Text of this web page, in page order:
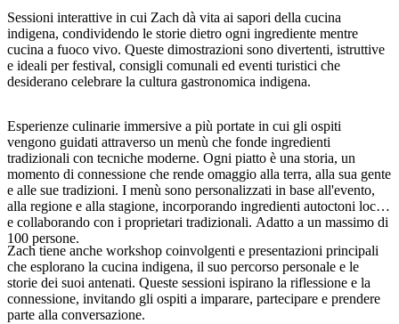
Cerca:
Sign
up
Sessioni interattive in cui Zach dà vita ai sapori della cucina
indigena, condividendo le storie dietro ogni ingrediente mentre
cucina a fuoco vivo. Queste dimostrazioni sono divertenti, istruttive
e ideali per festival, consigli comunali ed eventi turistici che
desiderano celebrare la cultura gastronomica indigena.
Esperienze culinarie immersive a più portate in cui gli ospiti
vengono guidati attraverso un menù che fonde ingredienti
tradizionali con tecniche moderne. Ogni piatto è una storia, un
momento di connessione che rende omaggio alla terra, alla sua gente
e alle sue tradizioni. I menù sono personalizzati in base all'evento,
alla regione e alla stagione, incorporando ingredienti autoctoni locali
e collaborando con i proprietari tradizionali. Adatto a un massimo di
100 persone.
Zach tiene anche workshop coinvolgenti e presentazioni principali
che esplorano la cucina indigena, il suo percorso personale e le
storie dei suoi antenati. Queste sessioni ispirano la riflessione e la
connessione, invitando gli ospiti a imparare, partecipare e prendere
parte alla conversazione.